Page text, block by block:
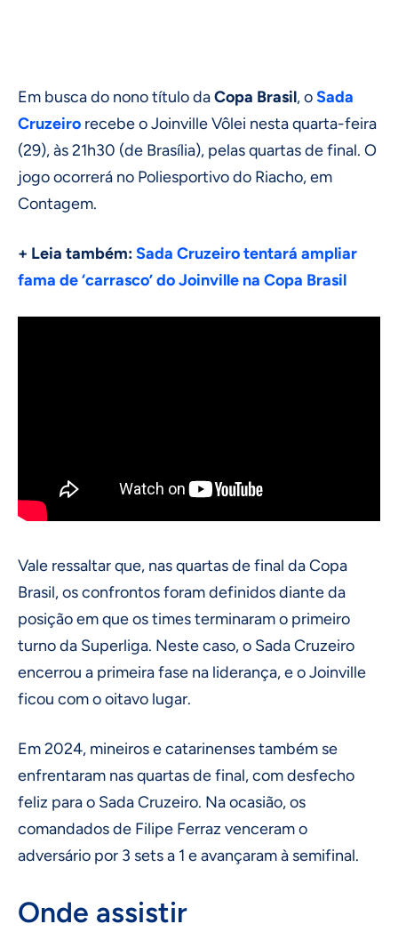
Em busca do nono título daCopa Brasil, oSada
Cruzeiro recebe o Joinville Vôlei nesta quarta-feira
(29), às 21h30 (de Brasília), pelas quartas de final. O
jogo ocorrerá no Poliesportivo do Riacho, em
Contagem.
+ Leia também:Sada Cruzeiro tentará ampliar
fama de ‘carrasco’ do Joinville na Copa Brasil
Vale ressaltar que, nas quartas de final da Copa
Brasil, os confrontos foram definidos diante da
posição em que os times terminaram o primeiro
turno da Superliga. Neste caso, o Sada Cruzeiro
encerrou a primeira fase na liderança, e o Joinville
ficou com o oitavo lugar.
Em 2024, mineiros e catarinenses também se
enfrentaram nas quartas de final, com desfecho
feliz para o Sada Cruzeiro. Na ocasião, os
comandados de Filipe Ferraz venceram o
adversário por 3 sets a 1 e avançaram à semifinal.
Onde assistir